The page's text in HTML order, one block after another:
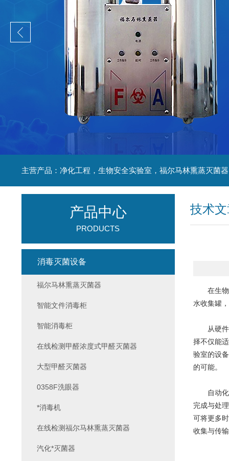
技术
在生物安
水收集罐
从硬件基
择不仅能
验室的设
的可能。
自动化与
完成与处
可将更多
收集与传
产品中心
PRODUCTS
消毒灭菌设备
福尔马林熏蒸灭菌器
智能文件消毒柜
智能消毒柜
在线检测甲醛浓度式甲醛灭菌器
大型甲醛灭菌器
0358F洗眼器
*消毒机
在线检测福尔马林熏蒸灭菌器
汽化*灭菌器